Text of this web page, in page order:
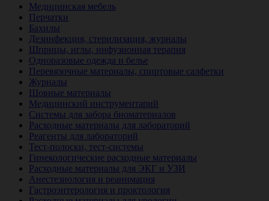
Медицинская мебель
Перчатки
Бахилы
Дезинфекция, стерилизация, журналы
Шприцы, иглы, инфузионная терапия
Одноразовые одежда и белье
Перевязочные материалы, спиртовые салфетки
Журналы
Шовные материалы
Медицинский инструментарий
Системы для забора биоматериалов
Расходные материалы для лабораторий
Реагенты для лабораторий
Тест-полоски, тест-системы
Гинекологические расходные материалы
Расходные материалы для ЭКГ и УЗИ
Анестезиология и реанимация
Гастроэнтерология и проктология